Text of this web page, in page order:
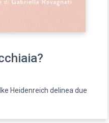
Heidenreich delinea due